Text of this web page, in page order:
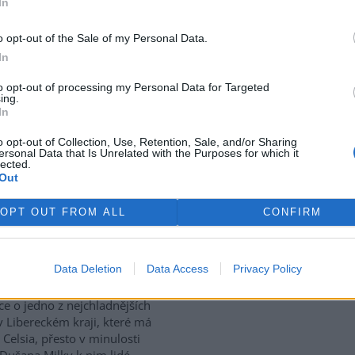
opt-out of the Sale of my Personal Data.
opt-out of processing my Personal Data for Targeted
opt-out of Collection, Use, Retention, Sale, and/or Sharing
Data that Is Unrelated with the Purposes for which it
OPT OUT FROM ALL CONFIRM
Data Deletion Data Access Privacy Policy
4
přístav v rumunském
je opuštěný. Až na několik
v řasách. Hladina
tak nízko, že plavidla už
vplouvat ani z něj
za tropických teplot
zažívají za současných
o jedno z nejchladnějších
Libereckém kraji, které má
přesto v minulosti